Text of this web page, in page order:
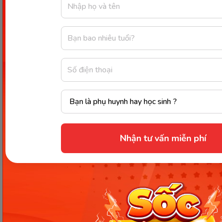
Nhận tư vấn miễn phí
Phụ huynh có thể cho bé đăng ký học thử Monkey
Junior miễn phí để trải nghiệm phương pháp học
tiếng Anh sinh động và hiệu quả ngay tại nhà.